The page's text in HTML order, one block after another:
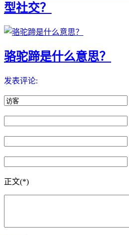
型社交？
骆驼蹄是什么意思？
发表评论:
正文(*)